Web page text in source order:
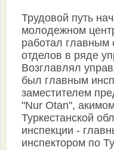
Трудовой путь
молодежном
работал главным
отделов в ряде
Возглавлял
был главным
заместителем
"Nur Otan",
Туркестанской
инспекции -
инспектором по